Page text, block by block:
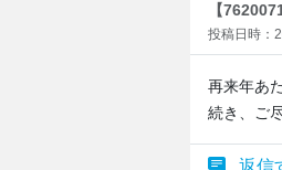
【
投稿日時：
再来年あ
続き、ご
返信